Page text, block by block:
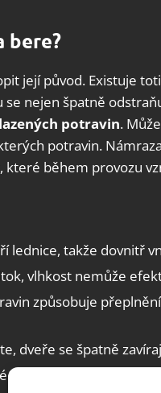
bere?
její původ. Existuje
se nejen špatně
potravin.
potravin.
které během provozu
lednice, takže dovnitř
vlhkost nemůže
způsobuje
dveře se špatně
potraviny.